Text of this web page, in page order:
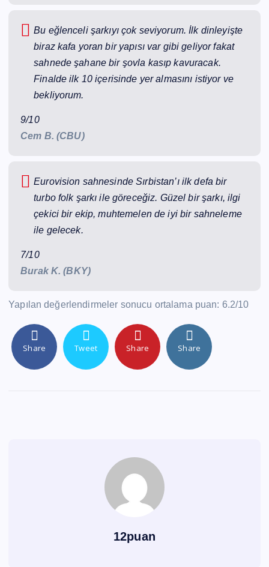
Bu eğlenceli şarkıyı çok seviyorum. İlk dinleyişte
biraz kafa yoran bir yapısı var gibi geliyor fakat
sahnede şahane bir şovla kasıp kavuracak.
Finalde ilk 10 içerisinde yer almasını istiyor ve
bekliyorum.
9/10
Cem B. (CBU)
Eurovision sahnesinde Sırbistan’ı ilk defa bir
turbo folk şarkı ile göreceğiz. Güzel bir şarkı, ilgi
çekici bir ekip, muhtemelen de iyi bir sahneleme
ile gelecek.
7/10
Burak K. (BKY)
Yapılan değerlendirmeler sonucu ortalama puan: 6.2/10
Share Tweet Share Share
12puan